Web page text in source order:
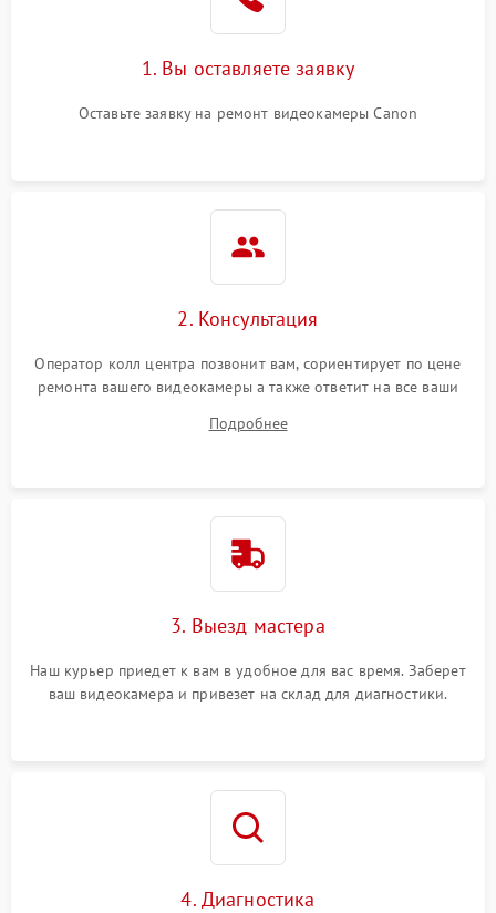
1. Вы оставляете заявку
Оставьте заявку на ремонт видеокамеры Canon
2. Консультация
Оператор колл центра позвонит вам, сориентирует по цене
ремонта вашего видеокамеры а также ответит на все ваши
Подробнее
3. Выезд мастера
Наш курьер приедет к вам в удобное для вас время. Заберет
ваш видеокамера и привезет на склад для диагностики.
4. Диагностика